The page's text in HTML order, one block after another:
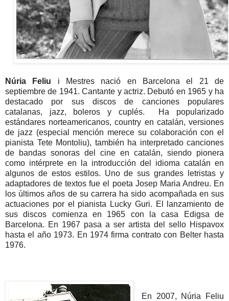
Núria Feliu i Mestres nació en Barcelona el 21 de
septiembre de 1941. Cantante y actriz. Debutó en 1965 y ha
destacado por sus discos de canciones populares
catalanas, jazz, boleros y cuplés. Ha popularizado
estándares norteamericanos, country en catalán, versiones
de jazz (especial mención merece su colaboración con el
pianista Tete Montoliu), también ha interpretado canciones
de bandas sonoras del cine en catalán, siendo pionera
como intérprete en la introducción del idioma catalán en
algunos de estos estilos. Uno de sus grandes letristas y
adaptadores de textos fue el poeta Josep Maria Andreu. En
los últimos años de su carrera ha sido acompañada en sus
actuaciones por el pianista Lucky Guri. El lanzamiento de
sus discos comienza en 1965 con la casa Edigsa de
Barcelona. En 1967 pasa a ser artista del sello Hispavox
hasta el año 1973. En 1974 firma contrato con Belter hasta
1976.
En 2007, Núria Feliu